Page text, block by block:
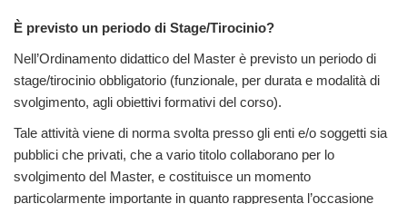
È previsto un periodo di Stage/Tirocinio?
Nell’Ordinamento didattico del Master è previsto un periodo di
stage/tirocinio obbligatorio (funzionale, per durata e modalità di
svolgimento, agli obiettivi formativi del corso).
Tale attività viene di norma svolta presso gli enti e/o soggetti sia
pubblici che privati, che a vario titolo collaborano per lo
svolgimento del Master, e costituisce un momento
particolarmente importante in quanto rappresenta l’occasione